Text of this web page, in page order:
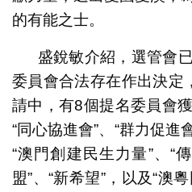
的有能之士。
盛銳敏介紹，選管會
委員會合法存在作出決定
請中，有8個提名委員會
“同心協進會”、“群力促進
“澳門創建民生力量”、“
盟”、“新希望”，以及“澳